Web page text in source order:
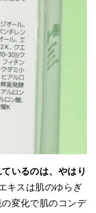
いるのは、やはり
キスは肌のゆらぎ
変化で肌のコンデ